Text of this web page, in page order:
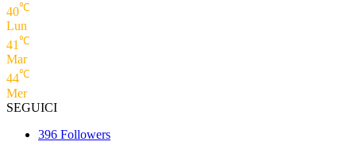
40℃
Lun
41 ℃
Mar
44℃
Mer
SEGUICI
396 Followers